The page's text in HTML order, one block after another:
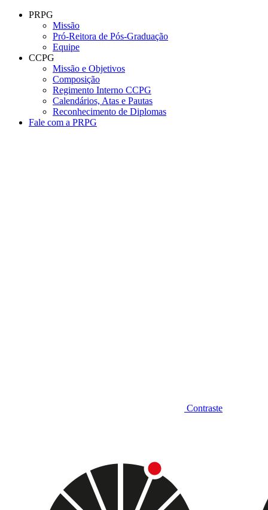
Conteúdo principal
PRPG
Missão
Pró-Reitora de Pós-Graduação
Equipe
CCPG
Missão e Objetivos
Composição
Regimento Interno CCPG
Calendários, Atas e Pautas
Reconhecimento de Diplomas
Fale com a PRPG
Contraste